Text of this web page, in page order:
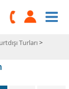
Turları>